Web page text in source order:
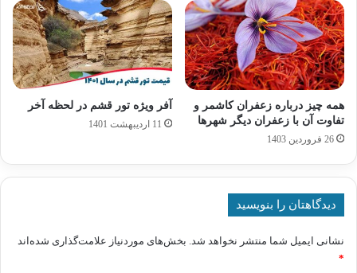
همه چیز درباره زعفران کاشمر و
تفاوت آن با زعفران دیگر شهرها
26 فروردین 1403
آفر ویژه تور قشم در لحظه آخر
11 اردیبهشت 1401
دیدگاهتان را بنویسید
نشانی ایمیل شما منتشر نخواهد شد. بخش‌های موردنیاز علامت‌گذاری شده‌اند
*